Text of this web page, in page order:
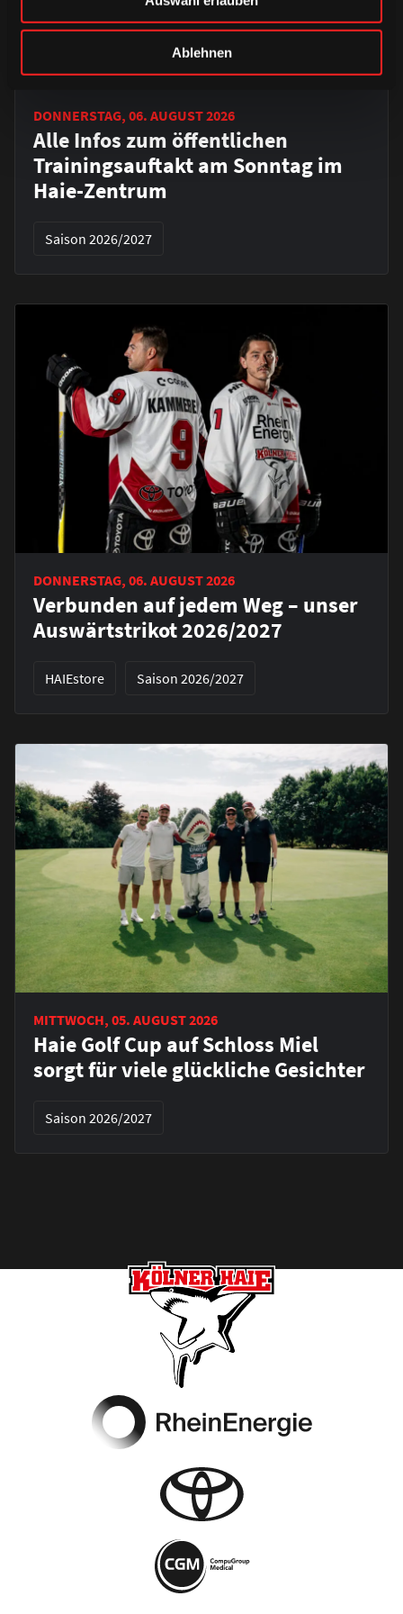
Ablehnen
DONNERSTAG, 06. AUGUST 2026
Alle Infos zum öffentlichen
Trainingsauftakt am Sonntag im
Haie-Zentrum
Saison 2026/2027
DONNERSTAG, 06. AUGUST 2026
Verbunden auf jedem Weg – unser
Auswärtstrikot 2026/2027
HAIEstore Saison 2026/2027
MITTWOCH, 05. AUGUST 2026
Haie Golf Cup auf Schloss Miel
sorgt für viele glückliche Gesichter
Saison 2026/2027